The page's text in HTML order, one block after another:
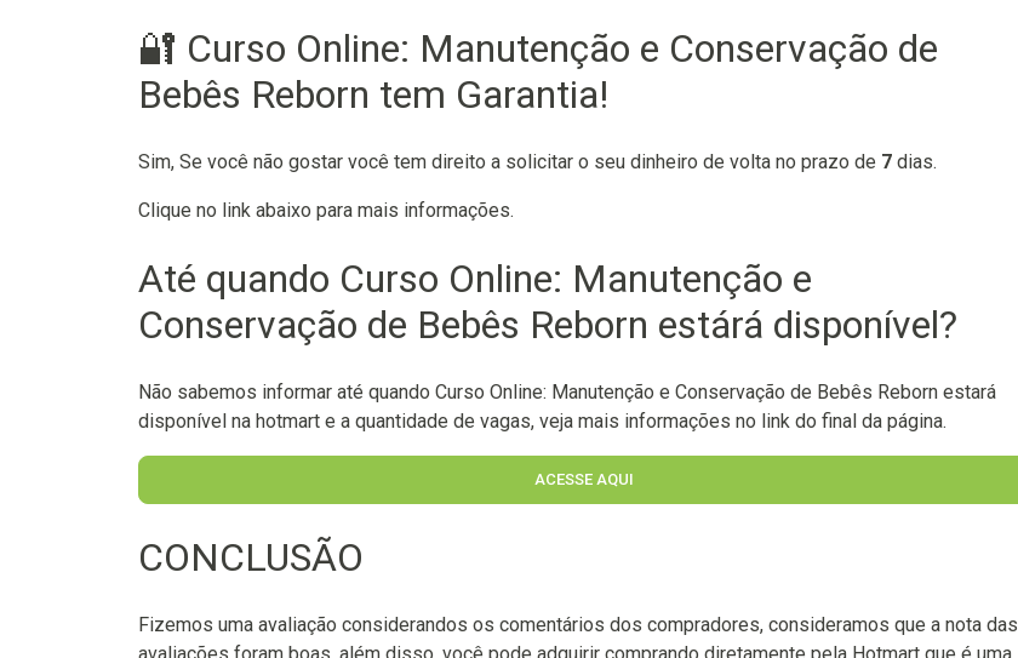
🔐 Curso Online: Manutenção e Conservação de
Bebês Reborn tem Garantia!
Sim, Se você não gostar você tem direito a solicitar o seu dinheiro de volta no prazo de 7 dias.
Clique no link abaixo para mais informações.
Até quando Curso Online: Manutenção e
Conservação de Bebês Reborn estárá disponível?
Não sabemos informar até quando Curso Online: Manutenção e Conservação de Bebês Reborn estará
disponível na hotmart e a quantidade de vagas, veja mais informações no link do final da página.
ACESSE AQUI
CONCLUSÃO
Fizemos uma avaliação considerandos os comentários dos compradores, consideramos que a nota das